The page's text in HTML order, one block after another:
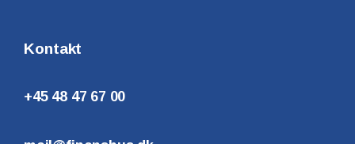
Kontakt
+45 48 47 67 00